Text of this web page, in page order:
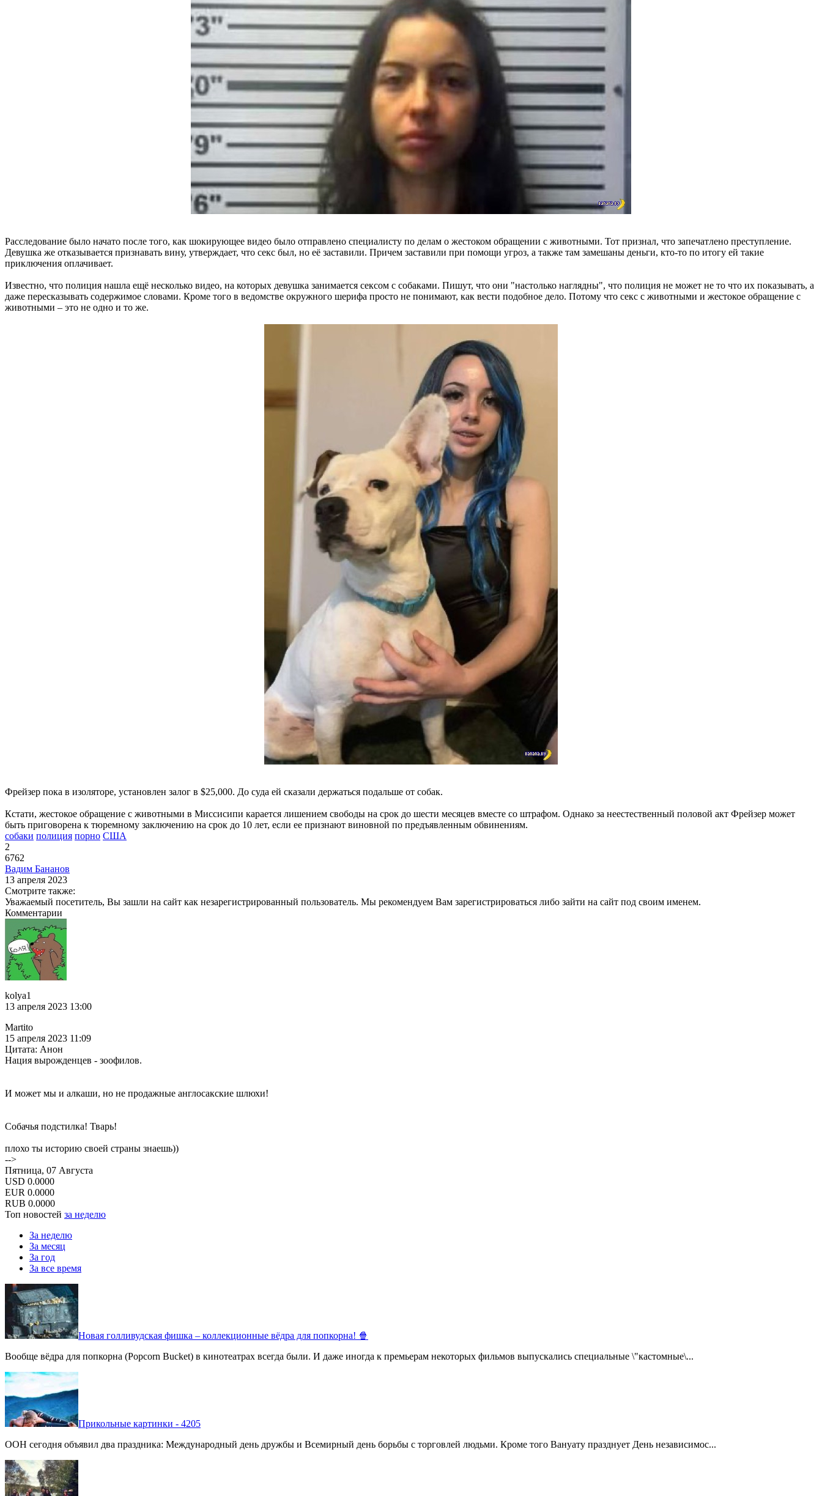
Расследование было начато после того, как шокирующее видео было отправлено специалисту по делам о жестоком обращении с животными. Тот признал, что запечатлено преступление.
Девушка же отказывается признавать вину, утверждает, что секс был, но её заставили. Причем заставили при помощи угроз, а также там замешаны деньги, кто-то по итогу ей такие
приключения оплачивает.
Известно, что полиция нашла ещё несколько видео, на которых девушка занимается сексом с собаками. Пишут, что они "настолько наглядны", что полиция не может не то что их показывать, а
даже пересказывать содержимое словами. Кроме того в ведомстве окружного шерифа просто не понимают, как вести подобное дело. Потому что секс с животными и жестокое обращение с
животными – это не одно и то же.
Фрейзер пока в изоляторе, установлен залог в $25,000. До суда ей сказали держаться подальше от собак.
Кстати, жестокое обращение с животными в Миссисипи карается лишением свободы на срок до шести месяцев вместе со штрафом. Однако за неестественный половой акт Фрейзер может
быть приговорена к тюремному заключению на срок до 10 лет, если ее признают виновной по предъявленным обвинениям.
собаки полиция порно США
2
6762
Вадим Бананов
13 апреля 2023
Смотрите также:
Уважаемый посетитель, Вы зашли на сайт как незарегистрированный пользователь. Мы рекомендуем Вам зарегистрироваться либо зайти на сайт под своим именем.
Комментарии
kolya1
13 апреля 2023 13:00
Martito
15 апреля 2023 11:09
Цитата: Анон
Нация вырожденцев - зоофилов.
И может мы и алкаши, но не продажные англосакские шлюхи!
Собачья подстилка! Тварь!
плохо ты историю своей страны знаешь))
-->
Пятница, 07 Августа
USD 0.0000
EUR 0.0000
RUB 0.0000
Топ новостей за неделю
За неделю
За месяц
За год
За все время
Новая голливудская фишка – коллекционные вёдра для попкорна! 🍿
Вообще вёдра для попкорна (Popcorn Bucket) в кинотеатрах всегда были. И даже иногда к премьерам некоторых фильмов выпускались специальные \"кастомные\...
Прикольные картинки - 4205
ООН сегодня объявил два праздника: Международный день дружбы и Всемирный день борьбы с торговлей людьми. Кроме того Вануату празднует День независимос...